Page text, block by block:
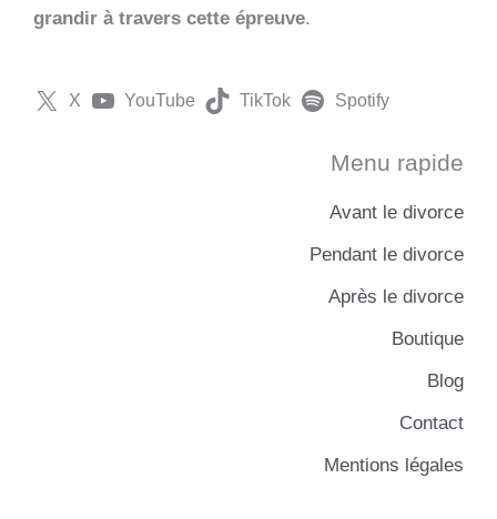
grandir à travers cette épreuve.
X YouTube TikTok Spotify
Menu rapide
Avant le divorce
Pendant le divorce
Après le divorce
Boutique
Blog
Contact
Mentions légales